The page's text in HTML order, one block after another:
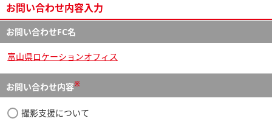
お問い合わせ内容入力
お問い合わせFC名
富山県ロケーションオフィス
お問い合わせ内容※
撮影支援について